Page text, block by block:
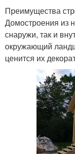
Преимущества
Домостроения из
снаружи, так и
окружающий
ценится их